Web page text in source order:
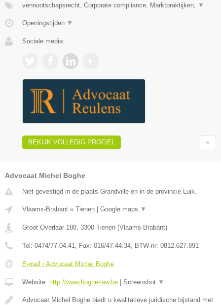
vennootschapsrecht, Corporate compliance, Marktpraktijken, ▼
Openingstijden ▼
Sociale media:
BEKIJK VOLLEDIG PROFIEL
Advocaat Michel Boghe
Niet gevestigd in de plaats Grandville en in de provincie Luik.
Vlaams-Brabant » Tienen Google maps ▼
Groot Overlaar 188, 3300 Tienen (Vlaams-Brabant)
Tel: 0474/77.04.41, Fax: 016/47.44.34, BTW-nr: ​0812.627.891
E-mail › Advocaat Michel Boghe
Website: http://www.boghe-law.be Screenshot ▼
Advocaat Michel Boghe biedt u kwalitatieve juridische bijstand met